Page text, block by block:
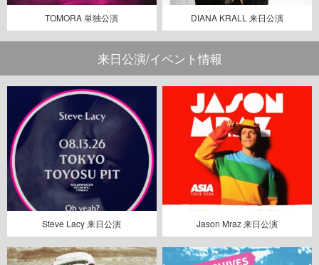
TOMORA 単独公演 DIANA KRALL 来日公演
来日公演/イベント情報
Steve Lacy 来日公演 Jason Mraz 来日公演